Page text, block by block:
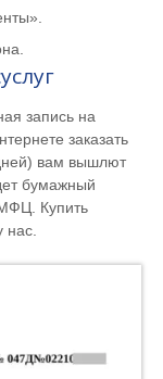
запись на
заказать
вам вышлют
бумажный
Купить
нас.